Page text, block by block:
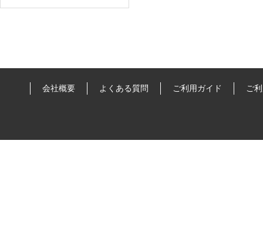
会社概要 よくある質問 ご利用ガイド ご